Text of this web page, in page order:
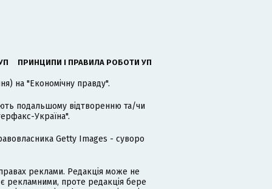
ПРИНЦИПИ І ПРАВИЛА РОБОТИ УП
на "Економічну правду".
подальшому відтворенню та/чи
Україна".
Getty Images - суворо
реклами. Редакція може не
рекламними, проте редакція бере